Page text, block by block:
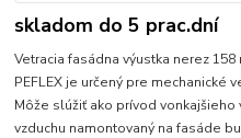
skladom do 5 prac.dní
Vetracia fasádna výustka nerez
PEFLEX je určený pre mechanické
Môže slúžiť ako prívod
vzduchu namontovaný na fasáde